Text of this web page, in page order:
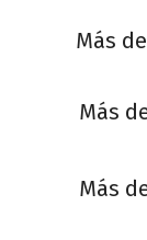
Más
Más
Más